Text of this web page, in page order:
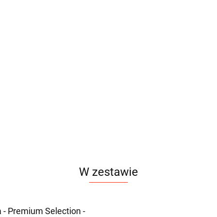
W zestawie
- Premium Selection -